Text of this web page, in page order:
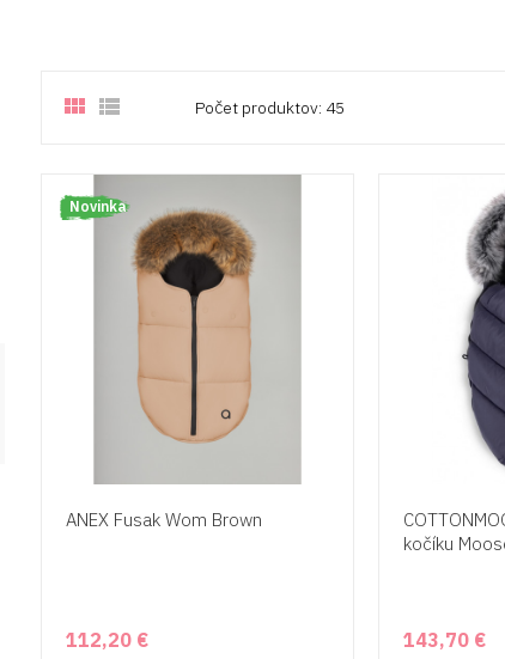
  Počet produktov: 45
Novinka
ANEX Fusak Wom Brown
112,20 €
kočíku
143,70 €